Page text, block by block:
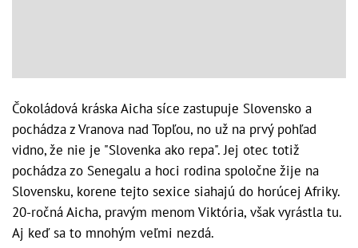
Čokoládová kráska Aicha síce zastupuje Slovensko a
pochádza z Vranova nad Topľou, no už na prvý pohľad
vidno, že nie je "Slovenka ako repa". Jej otec totiž
pochádza zo Senegalu a hoci rodina spoločne žije na
Slovensku, korene tejto sexice siahajú do horúcej Afriky.
20-ročná Aicha, pravým menom Viktória, však vyrástla tu.
Aj keď sa to mnohým veľmi nezdá.